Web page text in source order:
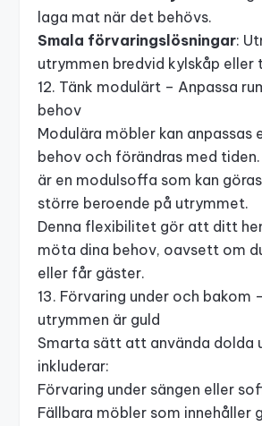
laga mat när det behövs.
Smala förvaringslösningar:
utrymmen bredvid kylskåp eller
12. Tänk modulärt – Anpassa
behov
Modulära möbler kan anpassas
behov och förändras med
är en modulsoffa som kan
större beroende på utrymmet.
Denna flexibilitet gör att ditt
möta dina behov, oavsett om
eller får gäster.
13. Förvaring under och bakom
utrymmen är guld
Smarta sätt att använda dolda
inkluderar:
Förvaring under sängen eller
Fällbara möbler som innehåller